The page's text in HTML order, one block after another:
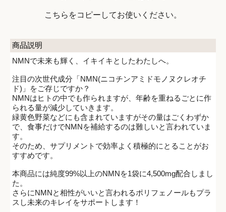
こちらをコピーしてお使いください。
商品説明
NMNで未来も輝く、イキイキとしたわたしへ。
注目の次世代成分「NMN(ニコチンアミドモノヌクレオチ
ド)」をご存じですか？
NMNはヒトの中でも作られますが、年齢を重ねるごとに作
られる量が減少していきます。
緑黄色野菜などにも含まれていますがその量はごくわずか
で、食事だけでNMNを補給するのは難しいと言われていま
す。
そのため、サプリメントで効率よく積極的にとることがお
すすめです。
本商品には純度99%以上のNMNを1袋に4,500mg配合しまし
た。
さらにNMNと相性がいいと言われるポリフェノールもプラ
スし未来のキレイをサポートします！